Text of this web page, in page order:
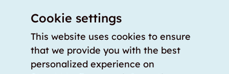
Press coverage
How to calculate the size of a storage room?
How much does a storage room cost?
Cookie settings
This website uses cookies to ensure
that we provide you with the best
personalized experience on